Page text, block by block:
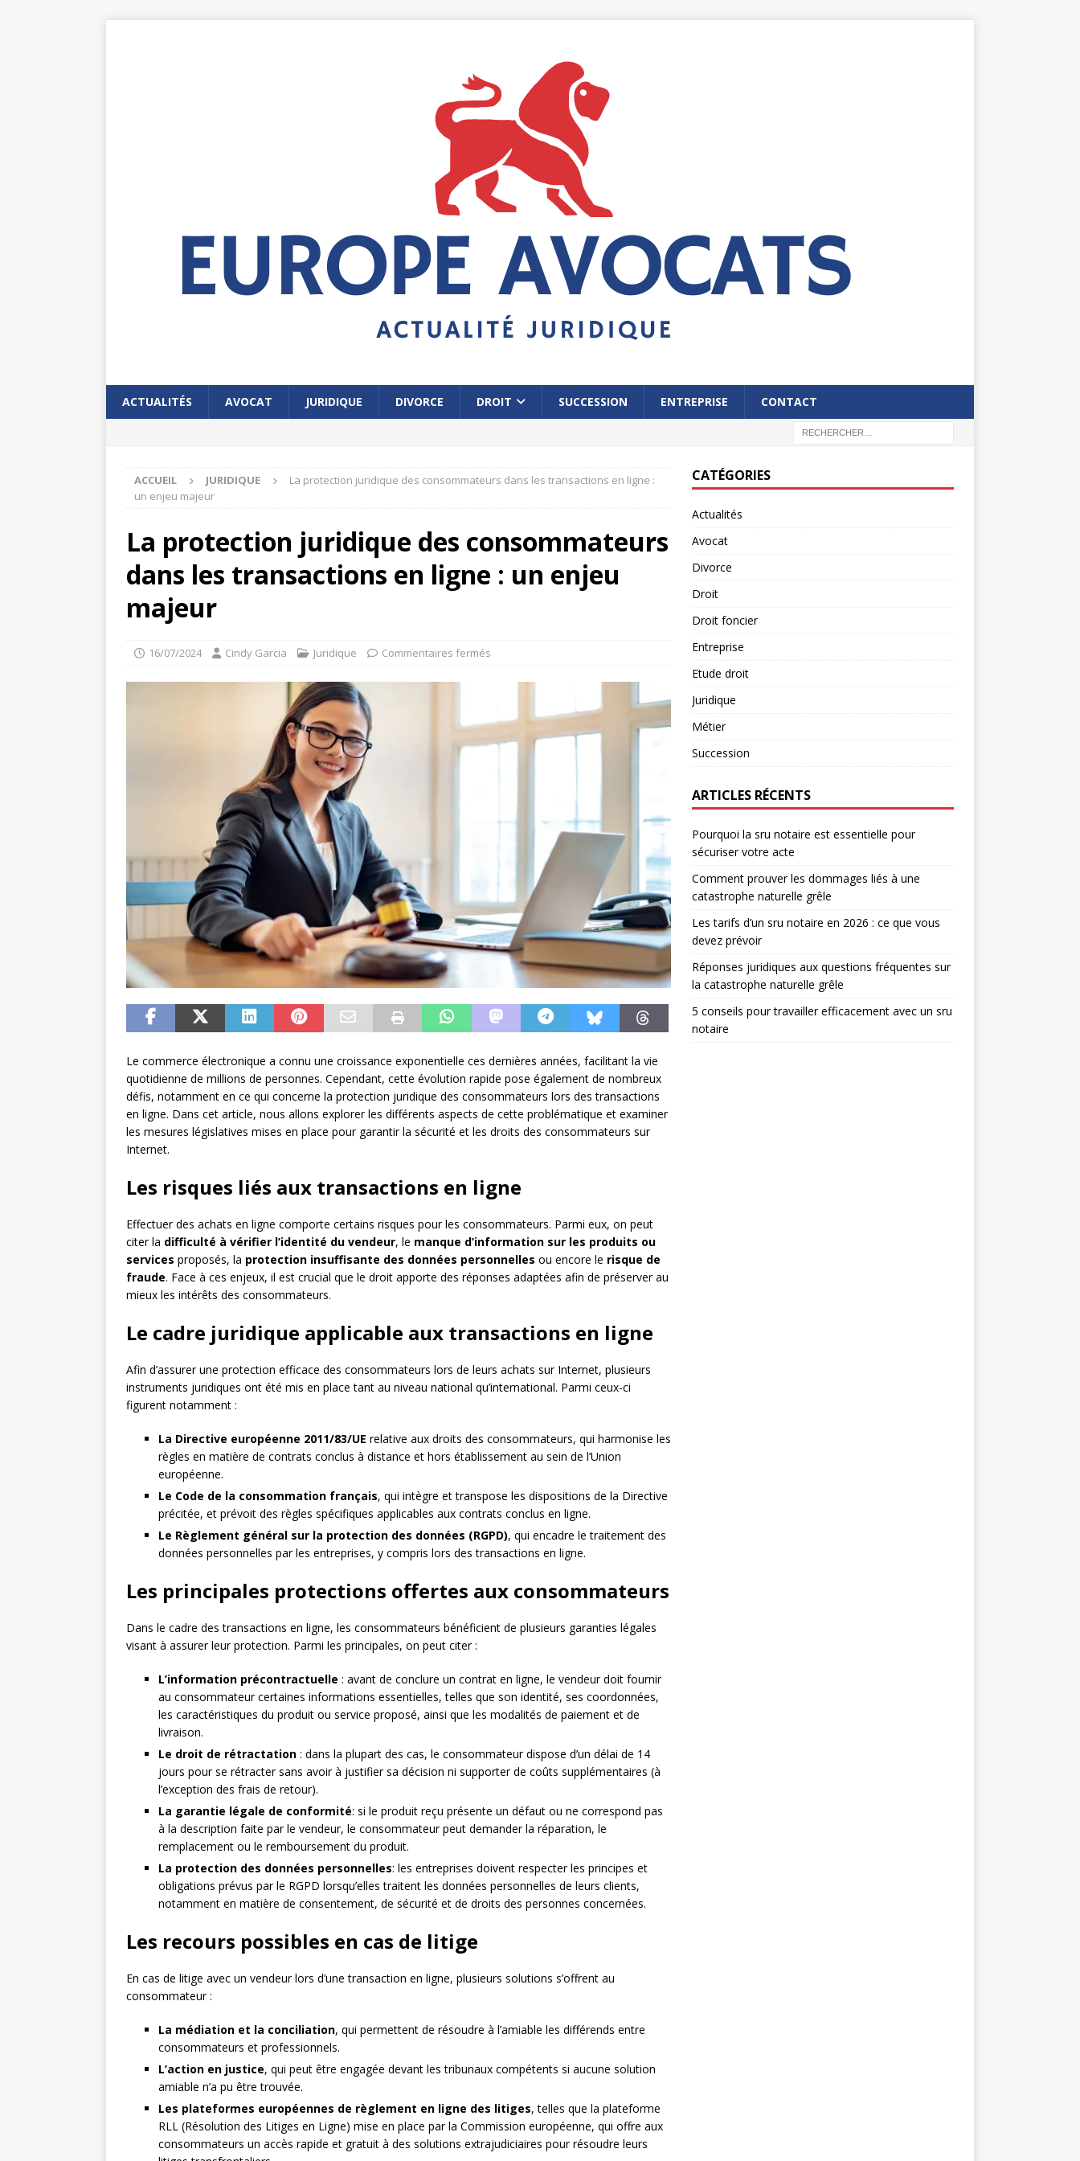
ACTUALITÉS AVOCAT JURIDIQUE DIVORCE DROIT SUCCESSION ENTREPRISE CONTACT
ACCUEIL JURIDIQUE
La protection juridique des consommateurs dans les transactions en ligne :
un enjeu majeur
La protection juridique des consommateurs
dans les transactions en ligne : un enjeu
majeur
16/07/2024 Cindy Garcia Juridique Commentaires fermés
Le commerce électronique a connu une croissance exponentielle ces dernières années, facilitant la vie
quotidienne de millions de personnes. Cependant, cette évolution rapide pose également de nombreux
défis, notamment en ce qui concerne la protection juridique des consommateurs lors des transactions
en ligne. Dans cet article, nous allons explorer les différents aspects de cette problématique et examiner
les mesures législatives mises en place pour garantir la sécurité et les droits des consommateurs sur
Internet.
Les risques liés aux transactions en ligne
Effectuer des achats en ligne comporte certains risques pour les consommateurs. Parmi eux, on peut
citer la difficulté à vérifier l’identité du vendeur, le manque d’information sur les produits ou
services proposés, la protection insuffisante des données personnelles ou encore le risque de
fraude. Face à ces enjeux, il est crucial que le droit apporte des réponses adaptées afin de préserver au
mieux les intérêts des consommateurs.
Le cadre juridique applicable aux transactions en ligne
Afin d’assurer une protection efficace des consommateurs lors de leurs achats sur Internet, plusieurs
instruments juridiques ont été mis en place tant au niveau national qu’international. Parmi ceux-ci
figurent notamment :
La Directive européenne 2011/83/UE relative aux droits des consommateurs, qui harmonise les
règles en matière de contrats conclus à distance et hors établissement au sein de l’Union
européenne.
Le Code de la consommation français, qui intègre et transpose les dispositions de la Directive
précitée, et prévoit des règles spécifiques applicables aux contrats conclus en ligne.
Le Règlement général sur la protection des données (RGPD), qui encadre le traitement des
données personnelles par les entreprises, y compris lors des transactions en ligne.
Les principales protections offertes aux consommateurs
Dans le cadre des transactions en ligne, les consommateurs bénéficient de plusieurs garanties légales
visant à assurer leur protection. Parmi les principales, on peut citer :
L’information précontractuelle : avant de conclure un contrat en ligne, le vendeur doit fournir
au consommateur certaines informations essentielles, telles que son identité, ses coordonnées,
les caractéristiques du produit ou service proposé, ainsi que les modalités de paiement et de
livraison.
Le droit de rétractation : dans la plupart des cas, le consommateur dispose d’un délai de 14
jours pour se rétracter sans avoir à justifier sa décision ni supporter de coûts supplémentaires (à
l’exception des frais de retour).
La garantie légale de conformité: si le produit reçu présente un défaut ou ne correspond pas
à la description faite par le vendeur, le consommateur peut demander la réparation, le
remplacement ou le remboursement du produit.
La protection des données personnelles: les entreprises doivent respecter les principes et
obligations prévus par le RGPD lorsqu’elles traitent les données personnelles de leurs clients,
notamment en matière de consentement, de sécurité et de droits des personnes concernées.
Les recours possibles en cas de litige
En cas de litige avec un vendeur lors d’une transaction en ligne, plusieurs solutions s’offrent au
consommateur :
La médiation et la conciliation, qui permettent de résoudre à l’amiable les différends entre
consommateurs et professionnels.
L’action en justice, qui peut être engagée devant les tribunaux compétents si aucune solution
amiable n’a pu être trouvée.
Les plateformes européennes de règlement en ligne des litiges, telles que la plateforme
RLL (Résolution des Litiges en Ligne) mise en place par la Commission européenne, qui offre aux
consommateurs un accès rapide et gratuit à des solutions extrajudiciaires pour résoudre leurs
CATÉGORIES
Actualités
Avocat
Divorce
Droit
Droit foncier
Entreprise
Etude droit
Juridique
Métier
Succession
ARTICLES RÉCENTS
Pourquoi la sru notaire est essentielle pour
sécuriser votre acte
Comment prouver les dommages liés à une
catastrophe naturelle grêle
Les tarifs d’un sru notaire en 2026 : ce que vous
devez prévoir
Réponses juridiques aux questions fréquentes sur
la catastrophe naturelle grêle
5 conseils pour travailler efficacement avec un sru
notaire